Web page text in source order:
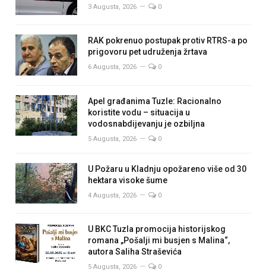
3 Augusta, 2026 0
RAK pokrenuo postupak protiv RTRS-a po
prigovoru pet udruženja žrtava
6 Augusta, 2026 0
Apel građanima Tuzle: Racionalno
koristite vodu – situacija u
vodosnabdijevanju je ozbiljna
5 Augusta, 2026 0
U Požaru u Kladnju opožareno više od 30
hektara visoke šume
4 Augusta, 2026 0
U BKC Tuzla promocija historijskog
romana „Pošalji mi busjen s Malina“,
autora Saliha Straševića
5 Augusta, 2026 0